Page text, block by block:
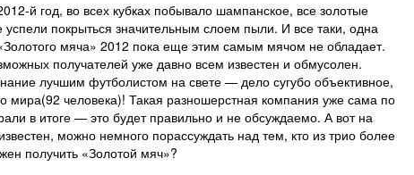
й год, во всех кубках побывало шампанское, все золотые
покрыться значительным слоем пыли. И все таки, одна
мяча» 2012 пока еще этим самым мячом не обладает.
получателей уже давно всем известен и обмусолен.
лучшим футболистом на свете — дело сугубо объективное,
мира(92 человека)! Такая разношерстная компания уже сама по
в итоге — это будет правильно и не обсуждаемо. А вот на
можно немного порассуждать над тем, кто из трио более
получить «Золотой мяч»?